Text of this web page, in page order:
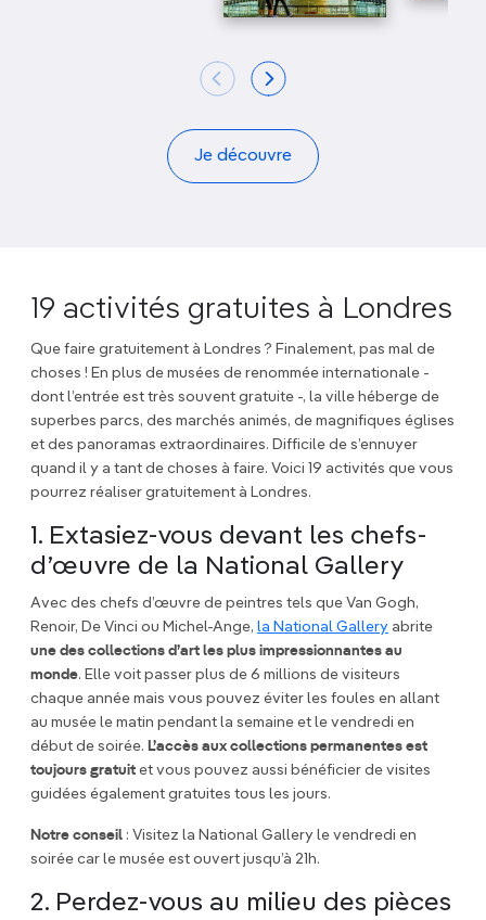
Je découvre
19 activités gratuites à Londres
Que faire gratuitement à Londres ? Finalement, pas mal de
choses ! En plus de musées de renommée internationale -
dont l’entrée est très souvent gratuite -, la ville héberge de
superbes parcs, des marchés animés, de magnifiques églises
et des panoramas extraordinaires. Difficile de s’ennuyer
quand il y a tant de choses à faire. Voici 19 activités que vous
pourrez réaliser gratuitement à Londres.
1. Extasiez-vous devant les chefs-
d’œuvre de la National Gallery
Avec des chefs d’œuvre de peintres tels que Van Gogh,
Renoir, De Vinci ou Michel-Ange, la National Gallery abrite
une des collections d’art les plus impressionnantes au
monde. Elle voit passer plus de 6 millions de visiteurs
chaque année mais vous pouvez éviter les foules en allant
au musée le matin pendant la semaine et le vendredi en
début de soirée. L’accès aux collections permanentes est
toujours gratuit et vous pouvez aussi bénéficier de visites
guidées également gratuites tous les jours.
Notre conseil : Visitez la National Gallery le vendredi en
soirée car le musée est ouvert jusqu’à 21h.
2. Perdez-vous au milieu des pièces